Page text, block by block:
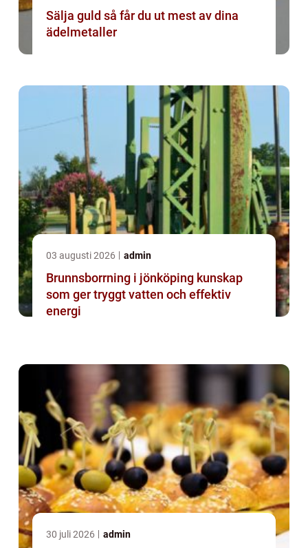
Sälja guld så får du ut mest av dina
ädelmetaller
03 augusti 2026 admin
Brunnsborrning i jönköping kunskap
som ger tryggt vatten och effektiv
energi
30 juli 2026 admin